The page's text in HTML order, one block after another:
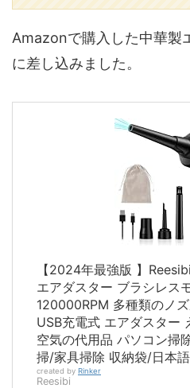
Amazonで購入した中華製
に差し込みました。
【2024年最強版 】
エアダスター ブラシレス
120000RPM 多種類のノ
USB充電式 エアダスター
空気の代用品 パソコン掃
掃/家具掃除 収納袋/日本
created by Rinker
Reesibi